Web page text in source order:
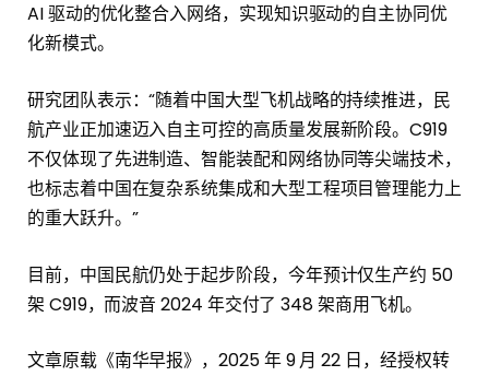
AI 驱动的优化整合入网络，实现知识驱动的自主协同优
化新模式。
研究团队表示：“随着中国大型飞机战略的持续推进，民
航产业正加速迈入自主可控的高质量发展新阶段。C919
不仅体现了先进制造、智能装配和网络协同等尖端技术，
也标志着中国在复杂系统集成和大型工程项目管理能力上
的重大跃升。”
目前，中国民航仍处于起步阶段，今年预计仅生产约 50
架 C919，而波音 2024 年交付了 348 架商用飞机。
文章原载《南华早报》，2025 年 9 月 22 日，经授权转